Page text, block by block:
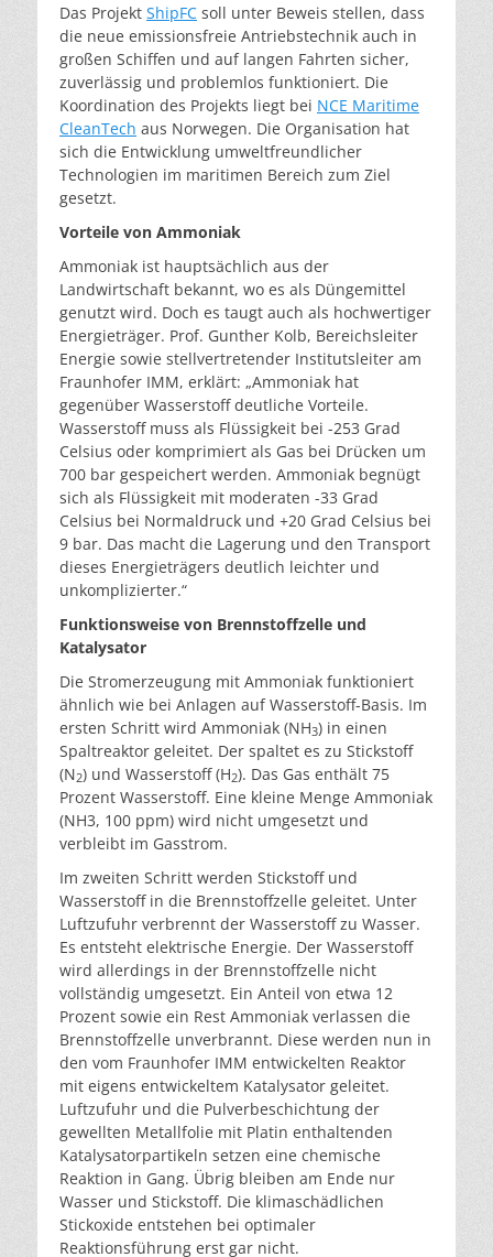
Das Projekt ShipFC soll unter Beweis stellen, dass
die neue emissionsfreie Antriebstechnik auch in
großen Schiffen und auf langen Fahrten sicher,
zuverlässig und problemlos funktioniert. Die
Koordination des Projekts liegt bei NCE Maritime
CleanTech aus Norwegen. Die Organisation hat
sich die Entwicklung umweltfreundlicher
Technologien im maritimen Bereich zum Ziel
gesetzt.
Vorteile von Ammoniak
Ammoniak ist hauptsächlich aus der
Landwirtschaft bekannt, wo es als Düngemittel
genutzt wird. Doch es taugt auch als hochwertiger
Energieträger. Prof. Gunther Kolb, Bereichsleiter
Energie sowie stellvertretender Institutsleiter am
Fraunhofer IMM, erklärt: „Ammoniak hat
gegenüber Wasserstoff deutliche Vorteile.
Wasserstoff muss als Flüssigkeit bei -253 Grad
Celsius oder komprimiert als Gas bei Drücken um
700 bar gespeichert werden. Ammoniak begnügt
sich als Flüssigkeit mit moderaten -33 Grad
Celsius bei Normaldruck und +20 Grad Celsius bei
9 bar. Das macht die Lagerung und den Transport
dieses Energieträgers deutlich leichter und
unkomplizierter.“
Funktionsweise von Brennstoffzelle und
Katalysator
Die Stromerzeugung mit Ammoniak funktioniert
ähnlich wie bei Anlagen auf Wasserstoff-Basis. Im
ersten Schritt wird Ammoniak (NH3) in einen
Spaltreaktor geleitet. Der spaltet es zu Stickstoff
(N2) und Wasserstoff (H2). Das Gas enthält 75
Prozent Wasserstoff. Eine kleine Menge Ammoniak
(NH3, 100 ppm) wird nicht umgesetzt und
verbleibt im Gasstrom.
Im zweiten Schritt werden Stickstoff und
Wasserstoff in die Brennstoffzelle geleitet. Unter
Luftzufuhr verbrennt der Wasserstoff zu Wasser.
Es entsteht elektrische Energie. Der Wasserstoff
wird allerdings in der Brennstoffzelle nicht
vollständig umgesetzt. Ein Anteil von etwa 12
Prozent sowie ein Rest Ammoniak verlassen die
Brennstoffzelle unverbrannt. Diese werden nun in
den vom Fraunhofer IMM entwickelten Reaktor
mit eigens entwickeltem Katalysator geleitet.
Luftzufuhr und die Pulverbeschichtung der
gewellten Metallfolie mit Platin enthaltenden
Katalysatorpartikeln setzen eine chemische
Reaktion in Gang. Übrig bleiben am Ende nur
Wasser und Stickstoff. Die klimaschädlichen
Stickoxide entstehen bei optimaler
Reaktionsführung erst gar nicht.